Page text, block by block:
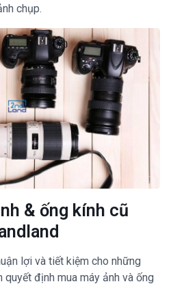
chụp.
& ống kính cũ
lợi và tiết kiệm cho những
quyết định mua máy ảnh và ống